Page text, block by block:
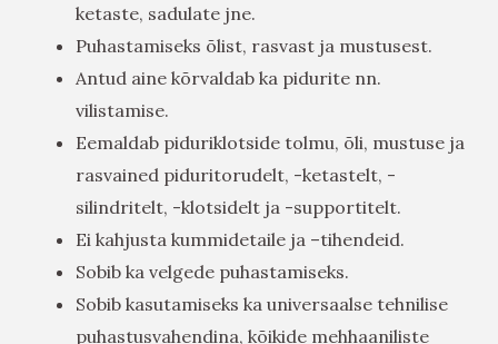
ketaste, sadulate jne.
Puhastamiseks õlist, rasvast ja mustusest.
Antud aine kõrvaldab ka pidurite nn.
vilistamise.
Eemaldab piduriklotside tolmu, õli, mustuse ja
rasvained piduritorudelt, -ketastelt, -
silindritelt, -klotsidelt ja -supportitelt.
Ei kahjusta kummidetaile ja –tihendeid.
Sobib ka velgede puhastamiseks.
Sobib kasutamiseks ka universaalse tehnilise
puhastusvahendina, kõikide mehhaaniliste